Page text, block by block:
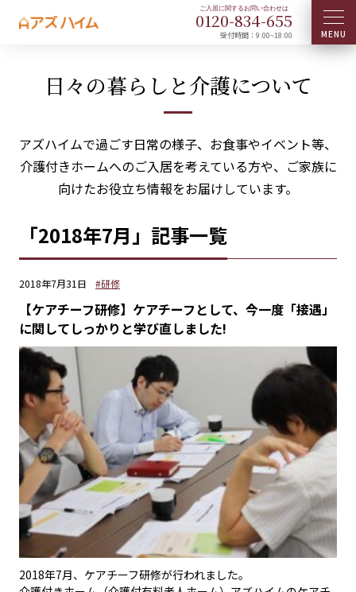
0120-834-655
受付時間：9:00~18:00
日々の暮らしと介護について
アズハイムで過ごす日常の様子、お食事やイベント等、
介護付きホームへのご入居を考えている方や、ご家族に
向けたお役立ち情報をお届けしています。
「2018年7月」記事一覧
2018年7月31日 #研修
【ケアチーフ研修】ケアチーフとして、今一度「接遇」
に関してしっかりと学び直しました!
2018年7月、ケアチーフ研修が行われました。